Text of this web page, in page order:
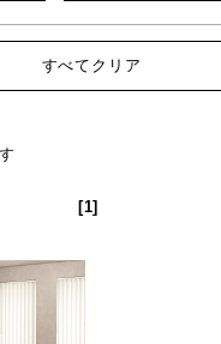
すべてクリア
[1]